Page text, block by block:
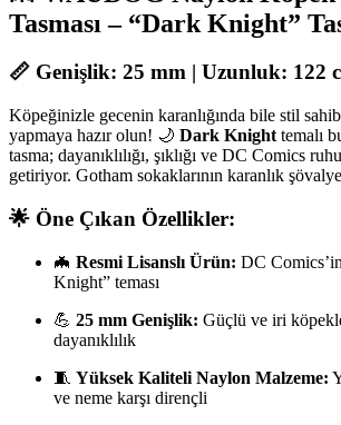
Tasması – “Dark Knight”
📏 Genişlik: 25 mm | Uzunluk: 122
Köpeğinizle gecenin karanlığında bile stil
yapmaya hazır olun! 🌙 Dark Knight temalı
tasma; dayanıklılığı, şıklığı ve DC Comics
getiriyor. Gotham sokaklarının karanlık
🌟 Öne Çıkan Özellikler:
🦇 Resmi Lisanslı Ürün: DC
Knight” teması
💪 25 mm Genişlik: Güçlü ve iri
dayanıklılık
🧵 Yüksek Kaliteli Naylon Malzeme:
ve neme karşı dirençli